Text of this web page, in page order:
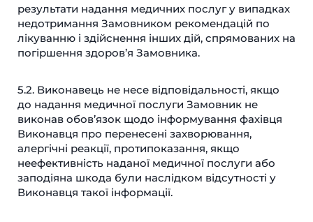
результати надання медичних послуг у випадках
недотримання Замовником рекомендацій по
лікуванню і здійснення інших дій, спрямованих на
погіршення здоров’я Замовника.
5.2. Виконавець не несе відповідальності, якщо
до надання медичної послуги Замовник не
виконав обов’язок щодо інформування фахівця
Виконавця про перенесені захворювання,
алергічні реакції, протипоказання, якщо
неефективність наданої медичної послуги або
заподіяна шкода були наслідком відсутності у
Виконавця такої інформації.